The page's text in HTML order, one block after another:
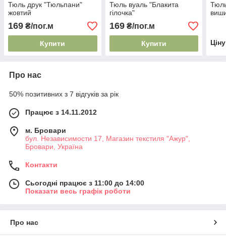
Тюль друк "Тюльпани"
жовтий
169 ₴/пог.м
Купити
Тюль вуаль "Блакита
гілочка"
169₴/пог.м
Купити
Про нас
50% позитивних з 7 відгуків за рік
Працює з 14.11.2012
м. Бровари
бул. Независимости 17, Магазин текстиля "Ажур",
Бровари, Україна
Контакти
Сьогодні працює з 11:00 до 14:00
Показати весь графік роботи
Про нас